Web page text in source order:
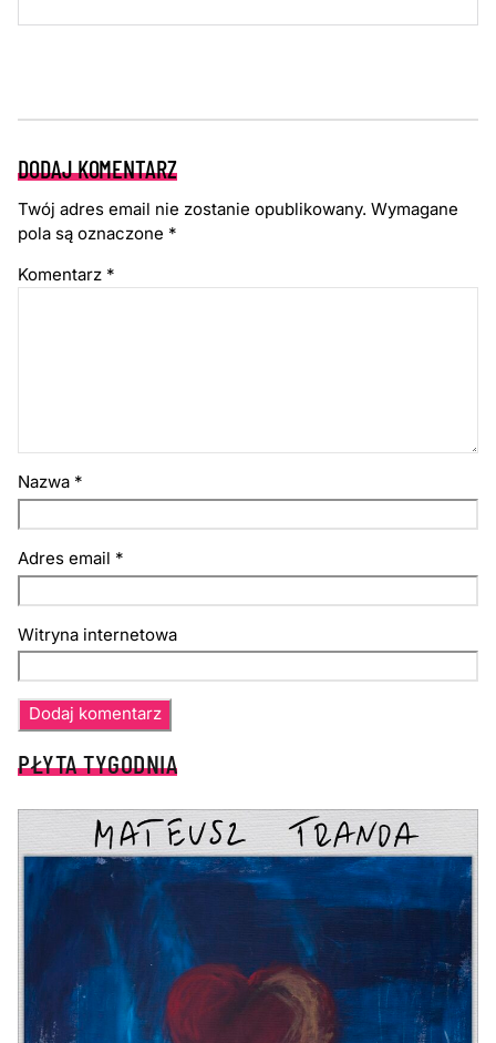
DODAJ KOMENTARZ
Twój adres email nie zostanie opublikowany. Wymagane
pola są oznaczone *
Komentarz *
Nazwa *
Adres email *
Witryna internetowa
PŁYTA TYGODNIA